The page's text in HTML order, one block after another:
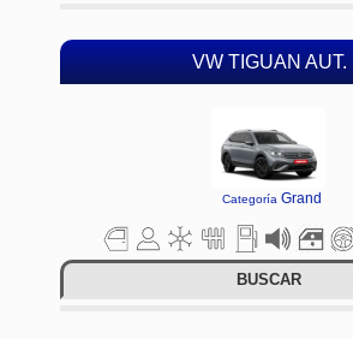
VW TIGUAN AUT.
Categoría Grand
BUSCAR